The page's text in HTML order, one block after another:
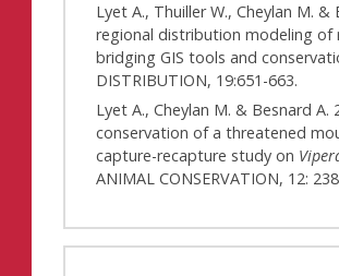
Lyet A., Thuiller W., Cheylan M. &
regional distribution modeling of
bridging GIS tools and
DISTRIBUTION, 19:651-663.
Lyet A., Cheylan M. & Besnard
conservation of a threatened
capture-recapture study on
ANIMAL CONSERVATION, 12: